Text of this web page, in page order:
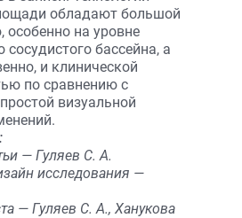
обладают большой
особенно на уровне
сосудистого бассейна, а
и клинической
по сравнению с
визуальной
— Гуляев С. А.
исследования —
— Гуляев С. А., Ханукова